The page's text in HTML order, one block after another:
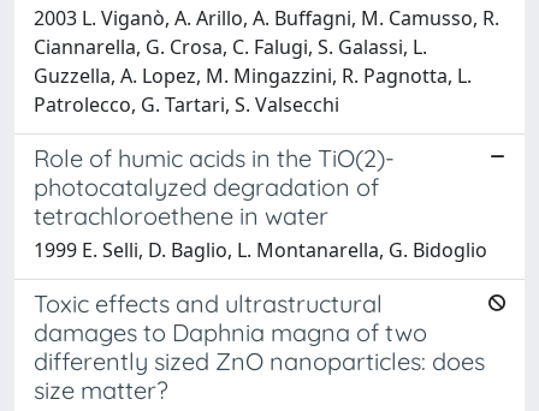
2003 L. Viganò, A. Arillo, A. Buffagni, M. Camusso, R.
Ciannarella, G. Crosa, C. Falugi, S. Galassi, L.
Guzzella, A. Lopez, M. Mingazzini, R. Pagnotta, L.
Patrolecco, G. Tartari, S. Valsecchi
Role of humic acids in the TiO(2)-
photocatalyzed degradation of
tetrachloroethene in water
1999 E. Selli, D. Baglio, L. Montanarella, G. Bidoglio
Toxic effects and ultrastructural
damages to Daphnia magna of two
differently sized ZnO nanoparticles: does
size matter?